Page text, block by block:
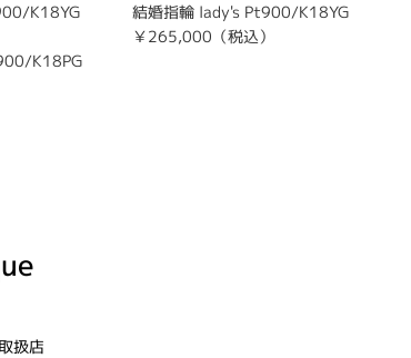
K18YG
K18PG
結婚指輪 lady's Pt900/K18YG
￥265,000（税込）
扱店